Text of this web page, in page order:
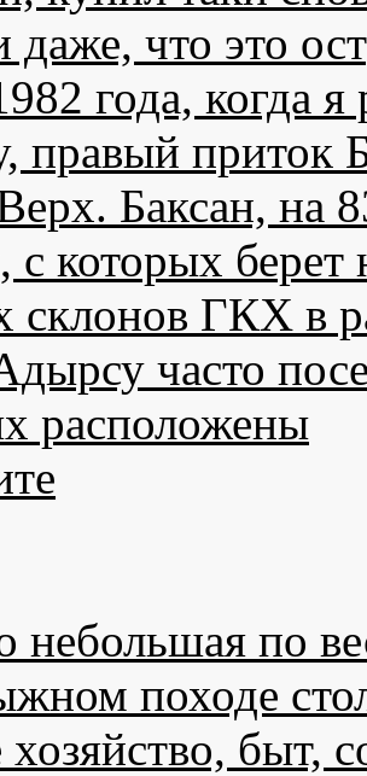
даже, что это
года, когда я
правый приток
Баксан, на
которых берет
склонов ГКХ в
часто
расположены
по
походе
хозяйство, быт,